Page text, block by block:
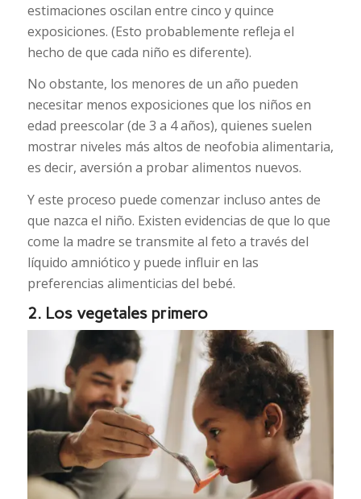
estimaciones oscilan entre cinco y quince
exposiciones. (Esto probablemente refleja el
hecho de que cada niño es diferente).
No obstante, los menores de un año pueden
necesitar menos exposiciones que los niños en
edad preescolar (de 3 a 4 años), quienes suelen
mostrar niveles más altos de neofobia alimentaria,
es decir, aversión a probar alimentos nuevos.
Y este proceso puede comenzar incluso antes de
que nazca el niño. Existen evidencias de que lo que
come la madre se transmite al feto a través del
líquido amniótico y puede influir en las
preferencias alimenticias del bebé.
2. Los vegetales primero